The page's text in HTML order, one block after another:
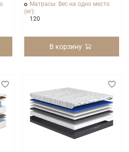
Матрасы: Вес на одно место
(кг):
120
В корзину